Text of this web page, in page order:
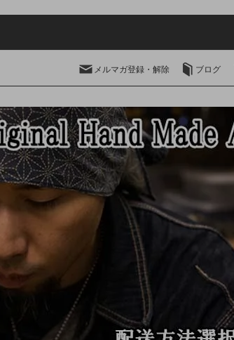
メルマガ登録・解除 ブログ